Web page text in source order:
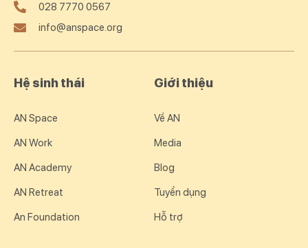
028 7770 0567
info@anspace.org
Hệ sinh thái
AN Space
AN Work
AN Academy
AN Retreat
An Foundation
Giới thiệu
Về AN
Media
Blog
Tuyển dụng
Hỗ trợ